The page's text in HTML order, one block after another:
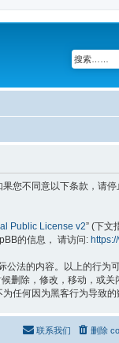
您不同意以下条款，请
Public License v2” (下文
的信息， 请访问:
公法的内容。以上的行为
删除，修改，移动，或
任何因为黑客行为导致的
删除
联系我们